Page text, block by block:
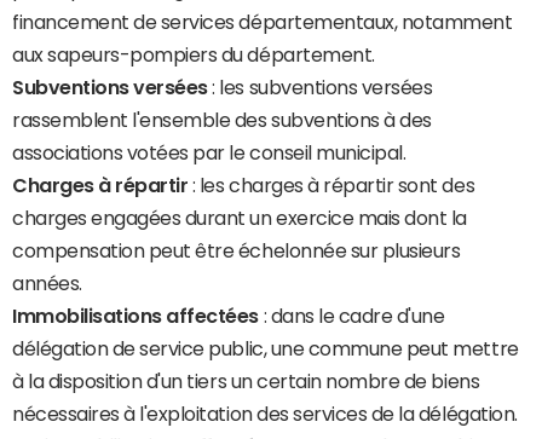
financement de services départementaux, notamment
aux sapeurs-pompiers du département.
Subventions versées: les subventions versées
rassemblent l'ensemble des subventions à des
associations votées par le conseil municipal.
Charges à répartir : les charges à répartir sont des
charges engagées durant un exercice mais dont la
compensation peut être échelonnée sur plusieurs
années.
Immobilisations affectées : dans le cadre d'une
délégation de service public, une commune peut mettre
à la disposition d'un tiers un certain nombre de biens
nécessaires à l'exploitation des services de la délégation.